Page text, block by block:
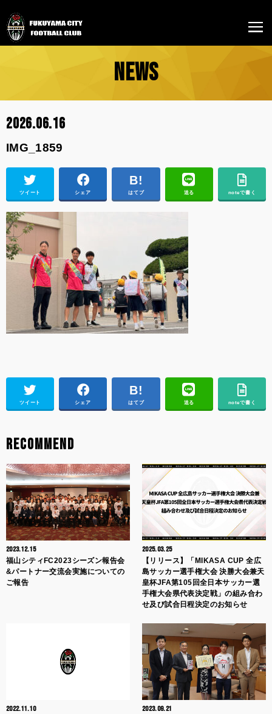
NEWS
2026.06.16
IMG_1859
ツイート シェア はてブ 送る noteで書く
ツイート シェア はてブ 送る noteで書く
RECOMMEND
2023.12.15
福山シティFC2023シーズン報告会
&パートナー交流会実施についての
ご報告
2025.03.25
【リリース】「MIKASA CUP 全広
島サッカー選手権大会 決勝大会兼天
皇杯JFA第105回全日本サッカー選
手権大会県代表決定戦」の組み合わ
せ及び試合日程決定のお知らせ
2022.11.10 2023.09.21